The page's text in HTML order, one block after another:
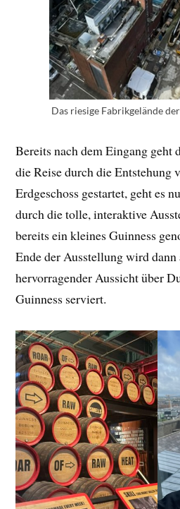
Das riesige Fabrikgelände
Bereits nach dem Eingang geht
die Reise durch die Entstehung
Erdgeschoss gestartet, geht es
durch die tolle, interaktive
bereits ein kleines Guinness
Ende der Ausstellung wird dann
hervorragender Aussicht über
Guinness serviert.